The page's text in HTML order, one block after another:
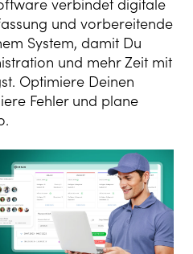
verbindet digitale
und vorbereitende
System, damit Du
und mehr Zeit mit
Optimiere Deinen
Fehler und plane